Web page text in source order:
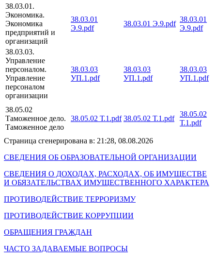
38.03.01.
Экономика.
Экономика
предприятий и
организаций
38.03.01
Э.9.pdf
38.03.01 Э.9.pdf
38.03.01
Э.9.pdf
38.03.03.
Управление
персоналом.
Управление
персоналом
организации
38.03.03
УП.1.pdf
38.03.03
УП.1.pdf
38.03.03
УП.1.pdf
38.05.02
Таможенное дело.
Таможенное дело
38.05.02 Т.1.pdf 38.05.02 Т.1.pdf
38.05.02
Т.1.pdf
Страница сгенерирована в: 21:28, 08.08.2026
СВЕДЕНИЯ ОБ ОБРАЗОВАТЕЛЬНОЙ ОРГАНИЗАЦИИ
СВЕДЕНИЯ О ДОХОДАХ, РАСХОДАХ, ОБ ИМУЩЕСТВЕ
И ОБЯЗАТЕЛЬСТВАХ ИМУЩЕСТВЕННОГО ХАРАКТЕРА
ПРОТИВОДЕЙСТВИЕ ТЕРРОРИЗМУ
ПРОТИВОДЕЙСТВИЕ КОРРУПЦИИ
ОБРАЩЕНИЯ ГРАЖДАН
ЧАСТО ЗАДАВАЕМЫЕ ВОПРОСЫ